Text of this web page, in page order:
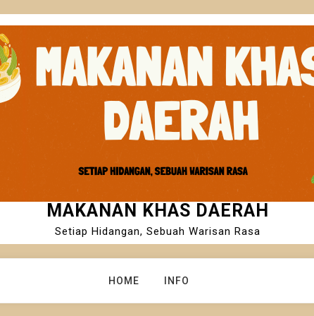
MAKANAN KHAS DAERAH
Setiap Hidangan, Sebuah Warisan Rasa
HOME INFO